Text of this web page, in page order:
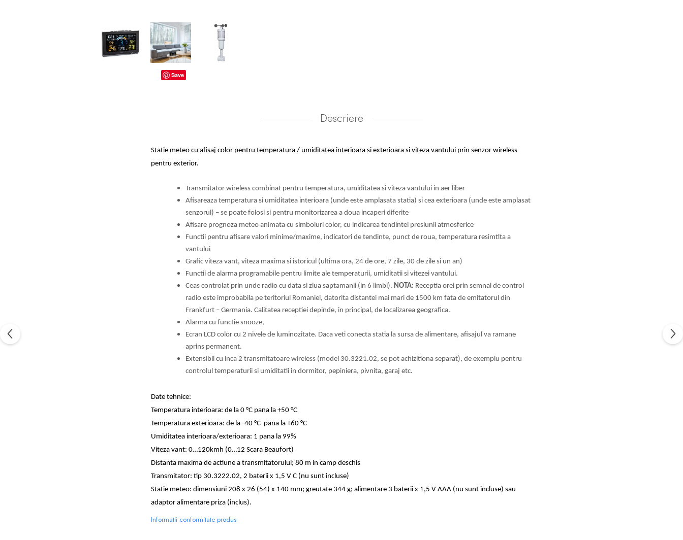
Save
Descriere
Statie meteo cu afisaj color pentru temperatura / umiditatea interioara si exterioara si viteza vantului prin senzor wireless
pentru exterior.
Transmitator wireless combinat pentru temperatura, umiditatea si viteza vantului in aer liber
Afisareaza temperatura si umiditatea interioara (unde este amplasata statia) si cea exterioara (unde este amplasat
senzorul) – se poate folosi si pentru monitorizarea a doua incaperi diferite
Afisare prognoza meteo animata cu simboluri color, cu indicarea tendintei presiunii atmosferice
Functii pentru afisare valori minime/maxime, indicatori de tendinte, punct de roua, temperatura resimtita a
vantului
Grafic viteza vant, viteza maxima si istoricul (ultima ora, 24 de ore, 7 zile, 30 de zile si un an)
Functii de alarma programabile pentru limite ale temperaturii, umiditatii si vitezei vantului.
Ceas controlat prin unde radio cu data si ziua saptamanii (in 6 limbi). NOTA: Receptia orei prin semnal de control
radio este improbabila pe teritoriul Romaniei, datorita distantei mai mari de 1500 km fata de emitatorul din
Frankfurt – Germania. Calitatea receptiei depinde, in principal, de localizarea geografica.
Alarma cu functie snooze,
Ecran LCD color cu 2 nivele de luminozitate. Daca veti conecta statia la sursa de alimentare, afisajul va ramane
aprins permanent.
Extensibil cu inca 2 transmitatoare wireless (model 30.3221.02, se pot achizitiona separat), de exemplu pentru
controlul temperaturii si umiditatii in dormitor, pepiniera, pivnita, garaj etc.
Date tehnice:
Temperatura interioara: de la 0 °C pana la +50 °C
Temperatura exterioara: de la -40 °C pana la +60 °C
Umiditatea interioara/exterioara: 1 pana la 99%
Viteza vant: 0…120kmh (0…12 Scara Beaufort)
Distanta maxima de actiune a transmitatorului; 80 m in camp deschis
Transmitator: tip 30.3222.02, 2 baterii x 1,5 V C (nu sunt incluse)
Statie meteo: dimensiuni 208 x 26 (54) x 140 mm; greutate 344 g; alimentare 3 baterii x 1,5 V AAA (nu sunt incluse) sau
adaptor alimentare priza (inclus).
Informatii conformitate produs